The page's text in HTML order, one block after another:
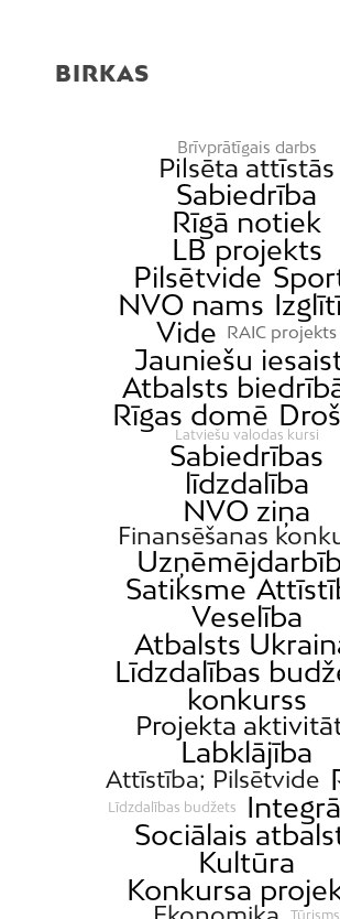
BIRKAS
Brīvprātīgais darbs
Pilsēta attīstās
Sabiedrība
Rīgā notiek
LB projekts
Pilsētvide
NVO nams
Vide
RAIC projekts
Jauniešu
Atbalsts
Rīgas domē
Latviešu valodas kursi
Sabiedrības
līdzdalība
NVO ziņa
Finansēšanas
Satiksme
Veselība
Atbalsts
Līdzdalības
konkurss
Projekta
Labklājība
Attīstība; Pilsētvide
Līdzdalības budžets
Sociālais
Kultūra
Konkursa
Tūrisms